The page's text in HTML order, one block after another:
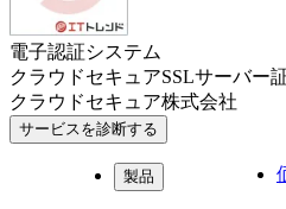
電子認証システム
クラウドセキュアSSLサーバー
クラウドセキュア株式会社
サービスを診断する
製品